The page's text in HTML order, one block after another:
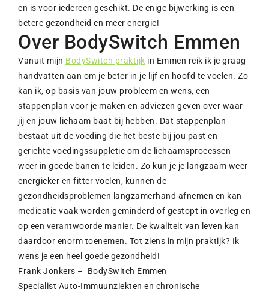
en is voor iedereen geschikt. De enige bijwerking is een
betere gezondheid en meer energie!
Over BodySwitch Emmen
Vanuit mijn BodySwitch praktijk in Emmen reik ik je graag
handvatten aan om je beter in je lijf en hoofd te voelen. Zo
kan ik, op basis van jouw probleem en wens, een
stappenplan voor je maken en adviezen geven over waar
jij en jouw lichaam baat bij hebben. Dat stappenplan
bestaat uit de voeding die het beste bij jou past en
gerichte voedingssuppletie om de lichaamsprocessen
weer in goede banen te leiden. Zo kun je je langzaam weer
energieker en fitter voelen, kunnen de
gezondheidsproblemen langzamerhand afnemen en kan
medicatie vaak worden geminderd of gestopt in overleg en
op een verantwoorde manier. De kwaliteit van leven kan
daardoor enorm toenemen. Tot ziens in mijn praktijk? Ik
wens je een heel goede gezondheid!
Frank Jonkers – BodySwitch Emmen
Specialist Auto-Immuunziekten en chronische